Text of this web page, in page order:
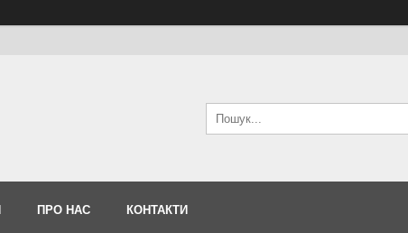
ПРО НАС КОНТАКТИ